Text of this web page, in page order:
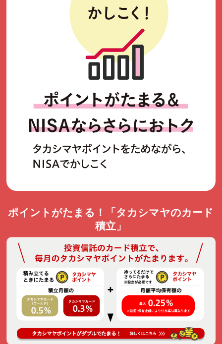
ポイントがたまる！「タカシマヤのカード
積立」